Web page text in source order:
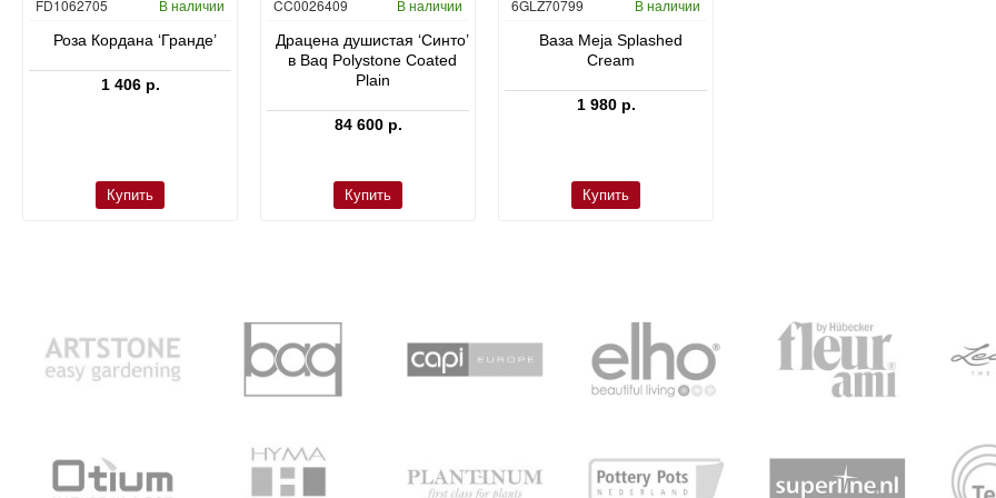
FD1062705 В наличии
Роза Кордана ‘Гранде’
1 406 р.
Купить
CC0026409 В наличии
Драцена душистая ‘Синто’
в Baq Polystone Coated
Plain
84 600 р.
Купить
6GLZ70799 В наличии
Ваза Meja Splashed
Cream
1 980 р.
Купить